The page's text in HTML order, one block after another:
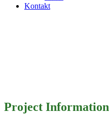
Kontakt
Project Information